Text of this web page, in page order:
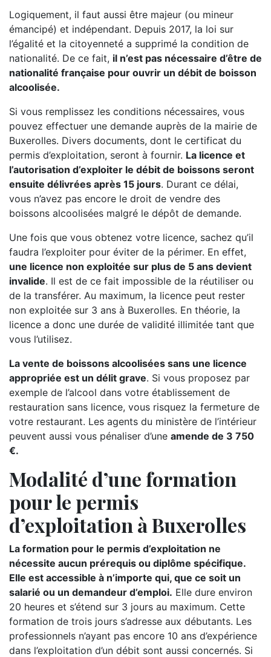
Logiquement, il faut aussi être majeur (ou mineur
émancipé) et indépendant. Depuis 2017, la loi sur
l’égalité et la citoyenneté a supprimé la condition de
nationalité. De ce fait, il n’est pas nécessaire d’être de
nationalité française pour ouvrir un débit de boisson
alcoolisée.
Si vous remplissez les conditions nécessaires, vous
pouvez effectuer une demande auprès de la mairie de
Buxerolles. Divers documents, dont le certificat du
permis d’exploitation, seront à fournir. La licence et
l’autorisation d’exploiter le débit de boissons seront
ensuite délivrées après 15 jours. Durant ce délai,
vous n’avez pas encore le droit de vendre des
boissons alcoolisées malgré le dépôt de demande.
Une fois que vous obtenez votre licence, sachez qu’il
faudra l’exploiter pour éviter de la périmer. En effet,
une licence non exploitée sur plus de 5 ans devient
invalide. Il est de ce fait impossible de la réutiliser ou
de la transférer. Au maximum, la licence peut rester
non exploitée sur 3 ans à Buxerolles. En théorie, la
licence a donc une durée de validité illimitée tant que
vous l’utilisez.
La vente de boissons alcoolisées sans une licence
appropriée est un délit grave. Si vous proposez par
exemple de l’alcool dans votre établissement de
restauration sans licence, vous risquez la fermeture de
votre restaurant. Les agents du ministère de l’intérieur
peuvent aussi vous pénaliser d’une amende de 3 750
€.
Modalité d’une formation
pour le permis
d’exploitation à Buxerolles
La formation pour le permis d’exploitation ne
nécessite aucun prérequis ou diplôme spécifique.
Elle est accessible à n’importe qui, que ce soit un
salarié ou un demandeur d’emploi. Elle dure environ
20 heures et s’étend sur 3 jours au maximum. Cette
formation de trois jours s’adresse aux débutants. Les
professionnels n’ayant pas encore 10 ans d’expérience
dans l’exploitation d’un débit sont aussi concernés. Si